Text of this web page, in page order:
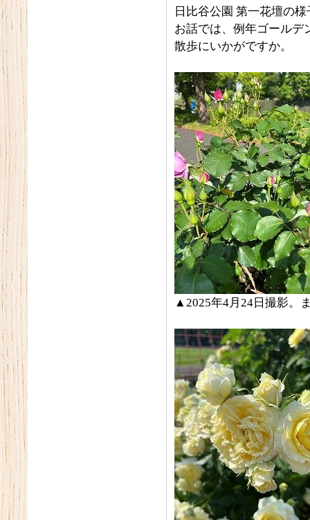
日比谷公園 第一花壇の
お話では、例年ゴールデ
散歩にいかがですか。
▲2025年4月24日撮影。